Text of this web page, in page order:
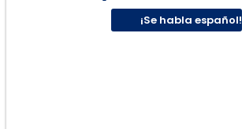
¡Se habla español!